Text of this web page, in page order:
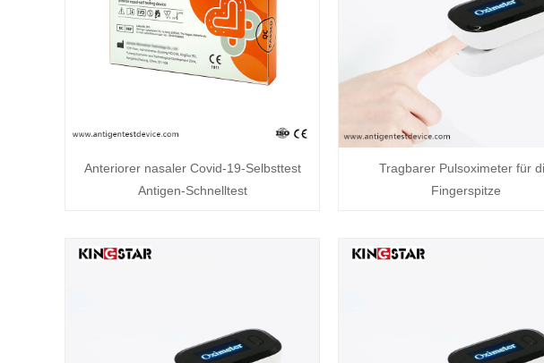
Anteriorer nasaler Covid-19-Selbsttest
Antigen-Schnelltest
Tragbarer Pulsoximeter für
Fingerspitze